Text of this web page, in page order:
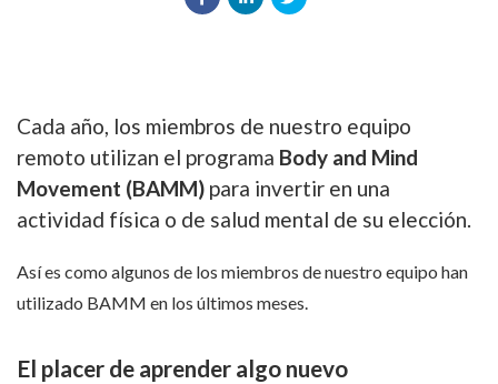
Cada año, los miembros de nuestro equipo
remoto utilizan el programa Body and Mind
Movement (BAMM) para invertir en una
actividad física o de salud mental de su elección.
Así es como algunos de los miembros de nuestro equipo han
utilizado BAMM en los últimos meses.
El placer de aprender algo nuevo